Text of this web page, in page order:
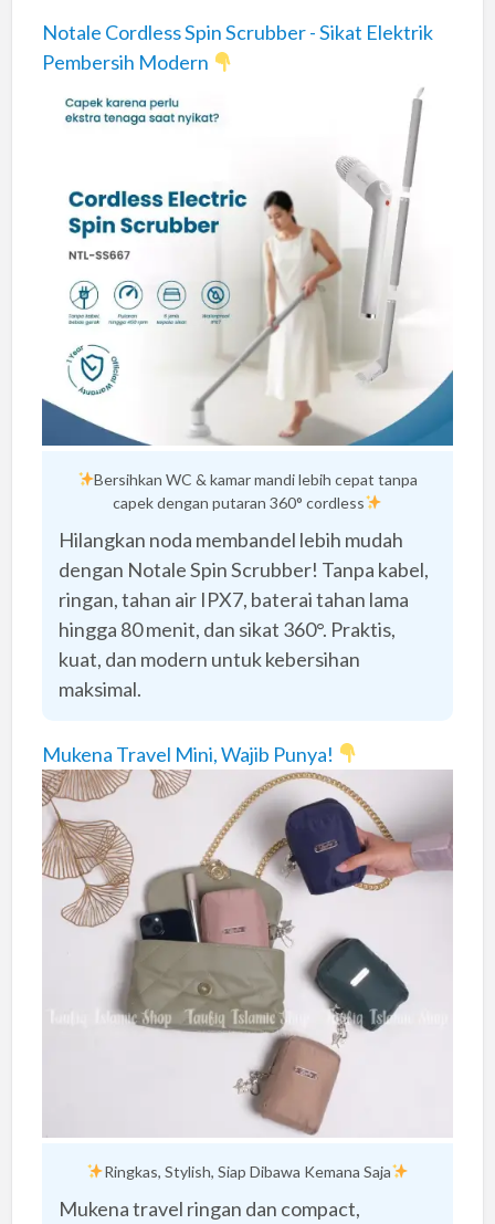
Notale Cordless Spin Scrubber - Sikat Elektrik
Pembersih Modern
Bersihkan WC & kamar mandi lebih cepat tanpa
capek dengan putaran 360° cordless
Hilangkan noda membandel lebih mudah
dengan Notale Spin Scrubber! Tanpa kabel,
ringan, tahan air IPX7, baterai tahan lama
hingga 80 menit, dan sikat 360°. Praktis,
kuat, dan modern untuk kebersihan
maksimal.
Mukena Travel Mini, Wajib Punya!
Ringkas, Stylish, Siap Dibawa Kemana Saja
Mukena travel ringan dan compact,